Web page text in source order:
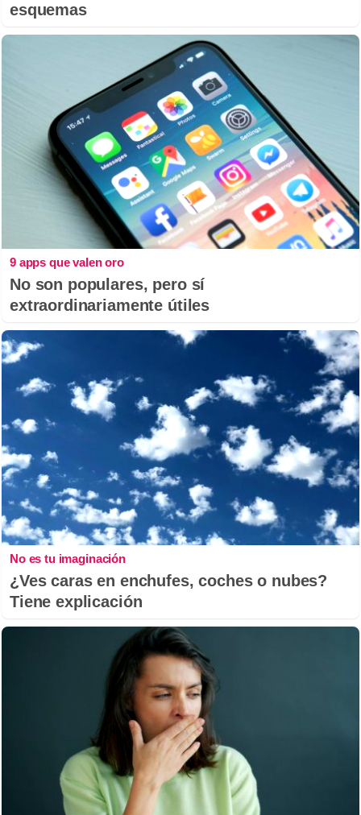
esquemas
9 apps que valen oro
No son populares, pero sí
extraordinariamente útiles
No es tu imaginación
¿Ves caras en enchufes, coches o nubes?
Tiene explicación